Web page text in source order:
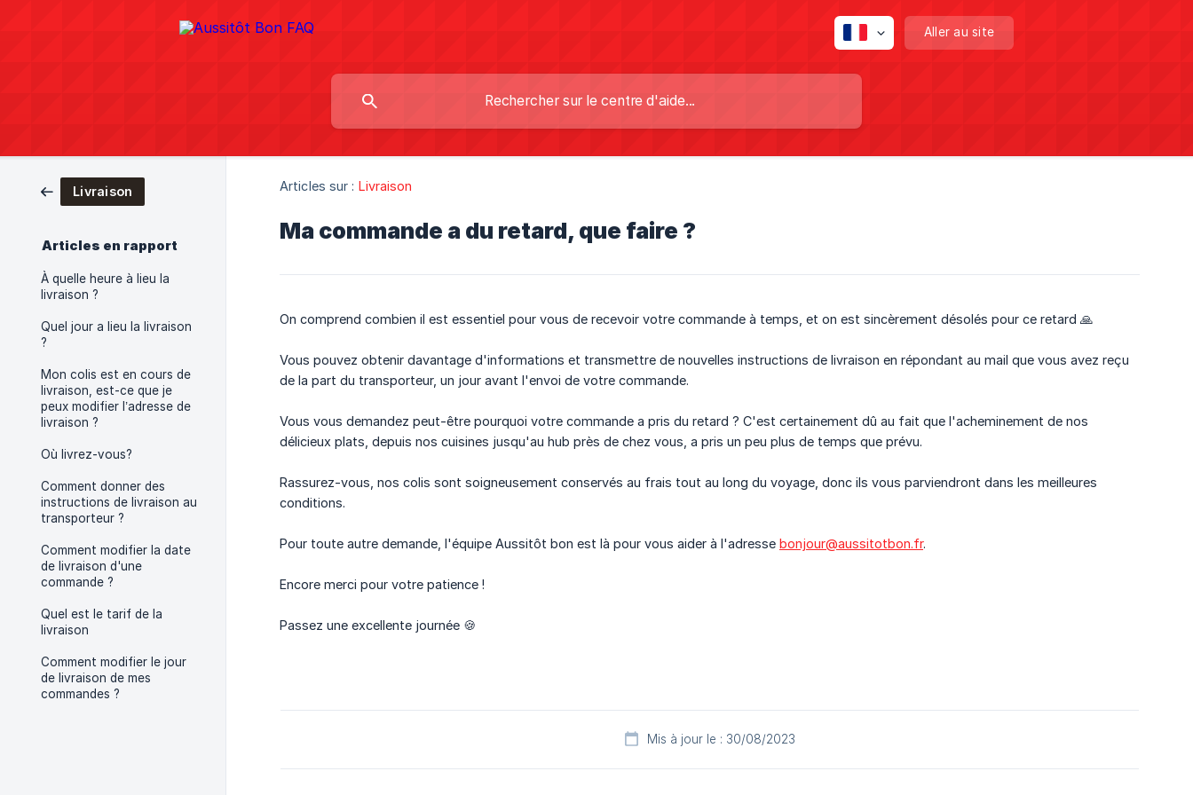
Aller au site
Livraison
Articles en rapport
À quelle heure à lieu la
livraison ?
Quel jour a lieu la livraison
?
Mon colis est en cours de
livraison, est-ce que je
peux modifier l’adresse de
livraison ?
Où livrez-vous?
Comment donner des
instructions de livraison au
transporteur ?
Comment modifier la date
de livraison d'une
commande ?
Quel est le tarif de la
livraison
Comment modifier le jour
de livraison de mes
commandes ?
Articles sur : Livraison
Ma commande a du retard, que faire ?
On comprend combien il est essentiel pour vous de recevoir votre commande à temps, et on est sincèrement désolés pour ce retard 🙏
Vous pouvez obtenir davantage d'informations et transmettre de nouvelles instructions de livraison en répondant au mail que vous avez reçu
de la part du transporteur, un jour avant l'envoi de votre commande.
Vous vous demandez peut-être pourquoi votre commande a pris du retard ? C'est certainement dû au fait que l'acheminement de nos
délicieux plats, depuis nos cuisines jusqu'au hub près de chez vous, a pris un peu plus de temps que prévu.
Rassurez-vous, nos colis sont soigneusement conservés au frais tout au long du voyage, donc ils vous parviendront dans les meilleures
conditions.
Pour toute autre demande, l'équipe Aussitôt bon est là pour vous aider à l'adresse bonjour@aussitotbon.fr.
Encore merci pour votre patience !
Passez une excellente journée 🍪
Mis à jour le : 30/08/2023